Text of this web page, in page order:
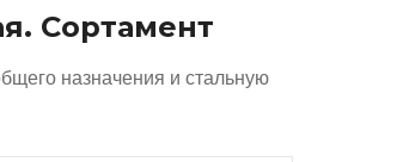
Сортамент
назначения и стальную